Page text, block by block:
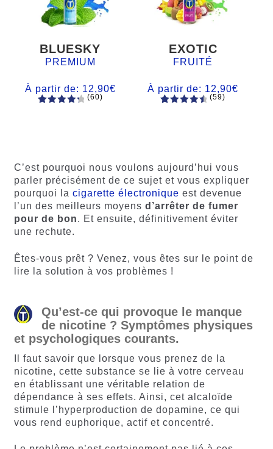
BLUESKY
PREMIUM
À partir de: 12,90€
notations
client
(60)
EXOTIC
FRUITÉ
À partir de: 12,90€
client
(59)
C’est pourquoi nous voulons aujourd’hui vous
parler précisément de ce sujet et vous expliquer
pourquoi la cigarette électronique est devenue
l’un des meilleurs moyens d’arrêter de fumer
pour de bon. Et ensuite, définitivement éviter
une rechute.
Êtes-vous prêt ? Venez, vous êtes sur le point de
lire la solution à vos problèmes !
Qu’est-ce qui provoque le manque
de nicotine ? Symptômes physiques
et psychologiques courants.
Il faut savoir que lorsque vous prenez de la
nicotine, cette substance se lie à votre cerveau
en établissant une véritable relation de
dépendance à ses effets. Ainsi, cet alcaloïde
stimule l’hyperproduction de dopamine, ce qui
vous rend euphorique, actif et concentré.